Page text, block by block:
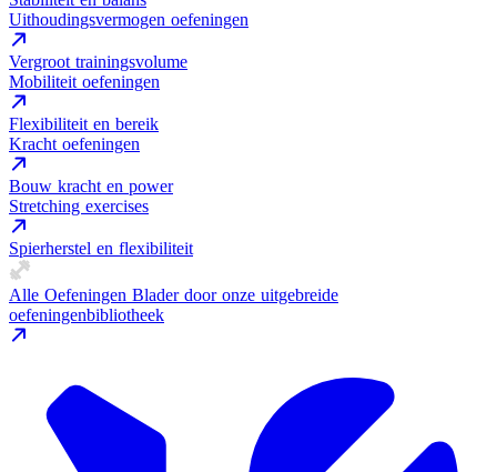
Uithoudingsvermogen oefeningen
Vergroot trainingsvolume
Mobiliteit oefeningen
Flexibiliteit en bereik
Kracht oefeningen
Bouw kracht en power
Stretching exercises
Spierherstel en flexibiliteit
Alle Oefeningen Blader door onze uitgebreide
oefeningenbibliotheek